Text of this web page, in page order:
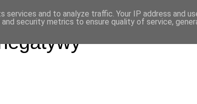
and to analyze traffic. Your IP address and
security metrics to ensure quality of service,